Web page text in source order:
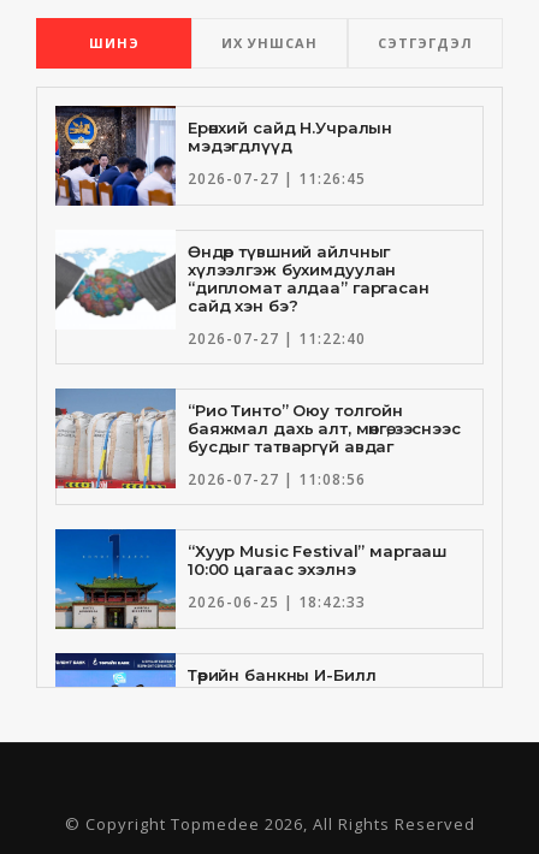
ШИНЭ ИХ УНШСАН СЭТГЭГДЭЛ
Ерөнхий сайд Н.Учралын
мэдэгдлүүд
2026-07-27 | 11:26:45
Өндөр түвшний айлчныг
хүлээлгэж бухимдуулан
“дипломат алдаа” гаргасан
сайд хэн бэ?
2026-07-27 | 11:22:40
“Рио Тинто” Оюу толгойн
баяжмал дахь алт, мөнгө, зэснээс
бусдыг татваргүй авдаг
2026-07-27 | 11:08:56
“Хуур Music Festival” маргааш
10:00 цагаас эхэлнэ
2026-06-25 | 18:42:33
Төрийн банкны И-Билл
үйлчилгээнд Голомт банк
2026-06-25 | 9:33:55
Төрийн банк, Санхүү Эдийн
Засгийн Их Сургууль хамтын
© Copyright Topmedee 2026, All Rights Reserved